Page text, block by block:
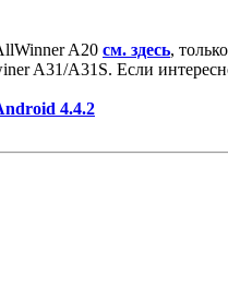
A20 см. здесь,
A31/A31S. Если
4.4.2